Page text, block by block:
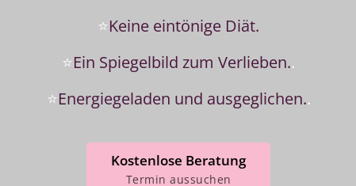
⭐Keine eintönige Diät.
⭐Ein Spiegelbild zum Verlieben..
⭐Energiegeladen und ausgeglichen..
Kostenlose Beratung
Termin aussuchen